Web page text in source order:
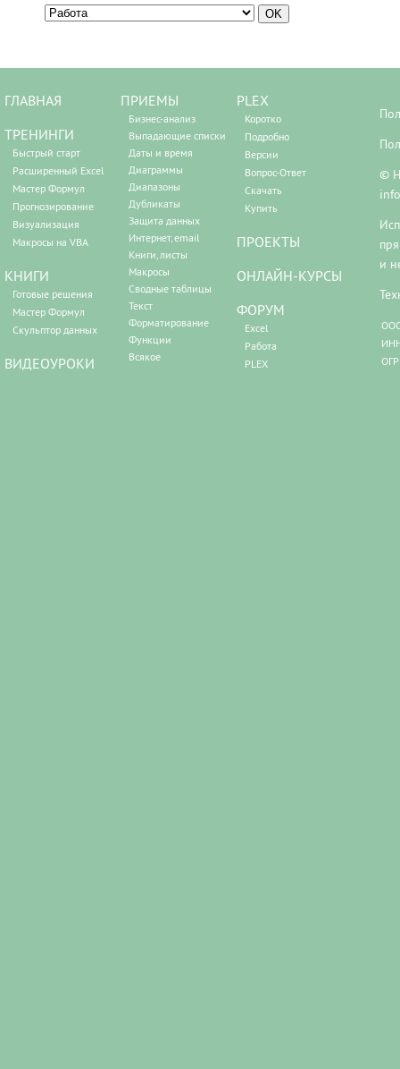
ГЛАВНАЯ
ТРЕНИНГИ
Быстрый старт
Расширенный Excel
Мастер Формул
Прогнозирование
Визуализация
Макросы на VBA
КНИГИ
Готовые решения
Мастер Формул
Скульптор данных
ВИДЕОУРОКИ
ПРИЕМЫ
Бизнес-анализ
Выпадающие списки
Даты и время
Диаграммы
Диапазоны
Дубликаты
Защита данных
Интернет, email
Книги, листы
Макросы
Сводные таблицы
Текст
Форматирование
Функции
Всякое
PLEX
Коротко
Подробно
Версии
Вопрос-Ответ
Скачать
Купить
ПРОЕКТЫ
ОНЛАЙН-КУРСЫ
ФОРУМ
Excel
Работа
PLEX
©
и